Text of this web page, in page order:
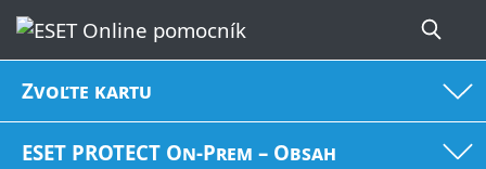
Zvoľte kartu
ESET PROTECT On-Prem – Obsah